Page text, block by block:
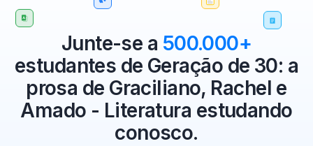
Junte-se a 500.000+
estudantes de Geração de 30: a
prosa de Graciliano, Rachel e
Amado - Literatura estudando
conosco.